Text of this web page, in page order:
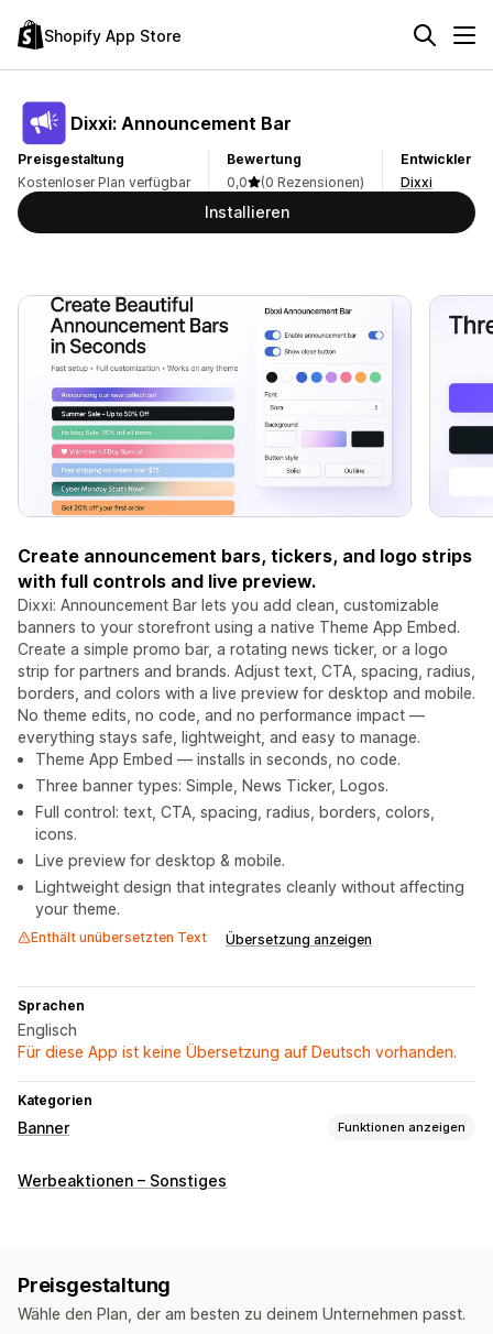
Shopify App Store
Dixxi: Announcement Bar
Preisgestaltung
Kostenloser Plan verfügbar
Bewertung
0,0
(0 Rezensionen)
Entwickler
Dixxi
Installieren
Create announcement bars, tickers, and logo strips
with full controls and live preview.
Dixxi: Announcement Bar lets you add clean, customizable
banners to your storefront using a native Theme App Embed.
Create a simple promo bar, a rotating news ticker, or a logo
strip for partners and brands. Adjust text, CTA, spacing, radius,
borders, and colors with a live preview for desktop and mobile.
No theme edits, no code, and no performance impact —
everything stays safe, lightweight, and easy to manage.
Theme App Embed — installs in seconds, no code.
Three banner types: Simple, News Ticker, Logos.
Full control: text, CTA, spacing, radius, borders, colors,
icons.
Live preview for desktop & mobile.
Lightweight design that integrates cleanly without affecting
your theme.
Enthält unübersetzten Text Übersetzung anzeigen
Sprachen
Englisch
Für diese App ist keine Übersetzung auf Deutsch vorhanden.
Kategorien
Banner Funktionen anzeigen
Bannertyp
Anpassung
Bannerposition
Animationen
Fixiertes Display
Werbeaktionen – Sonstiges
Preisgestaltung
Wähle den Plan, der am besten zu deinem Unternehmen passt.